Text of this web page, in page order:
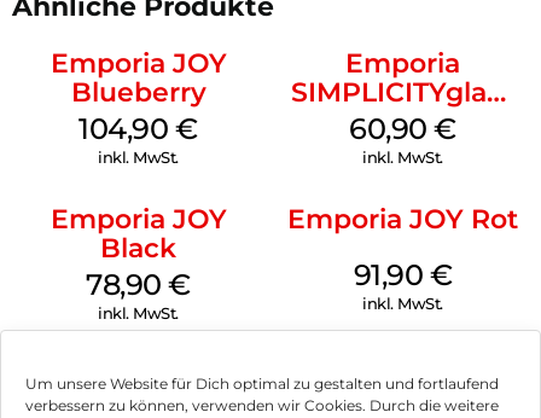
Um unsere Website für Dich optimal zu gestalten und fortlaufend
verbessern zu können, verwenden wir Cookies. Durch die weitere
Ähnliche Produkte
Emporia JOY
Blueberry
104,90€
inkl. MwSt.
Emporia
SIMPLICITYglam
Weiss
60,90€
inkl. MwSt.
Emporia JOY
Black
78,90€
inkl. MwSt.
Emporia JOY Rot
91,90 €
inkl. MwSt.
Samsung Galaxy
S25 Ultra 1TB
Samsung Galaxy
XCover 7 EE 128